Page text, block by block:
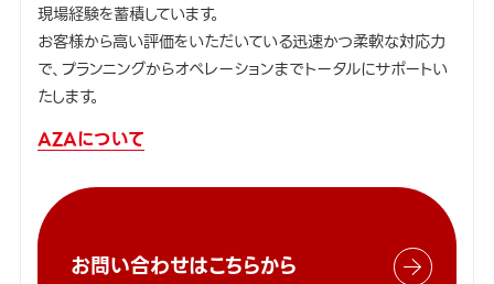
現場経験を蓄積しています。
お客様から高い評価をいただいている迅速かつ柔軟な対応力
で、プランニングからオペレーションまでトータルにサポートい
たします。
AZAについて
お問い合わせはこちらから